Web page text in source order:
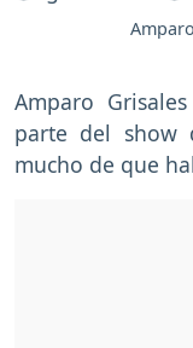
Amparo
parte del show
mucho de que